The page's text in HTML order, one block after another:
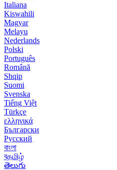
Italiana
Kiswahili
Magyar
Melayu
Nederlands
Polski
Português
Română
Shqip
Suomi
Svenska
Tiếng Việt
Türkçe
ελληνικά
Български
Русский
বাংলা
বதமிழ்
తెలుగు